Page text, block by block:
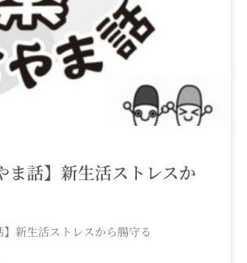
ま話】新生活ストレスか
】新生活ストレスから腸守る